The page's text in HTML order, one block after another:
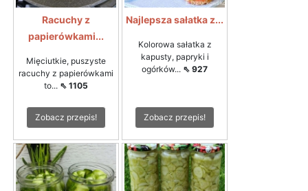
Racuchy z
papierówkami...
Mięciutkie, puszyste
racuchy z papierówkami
to... ⇖ 1105
Zobacz przepis!
Najlepsza sałatka z...
Kolorowa sałatka z
kapusty, papryki i
ogórków... ⇖ 927
Zobacz przepis!